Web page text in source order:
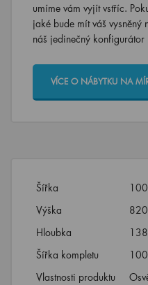
umíme vám vyjít vstříc.
jaké bude mít váš vysněný
náš jedinečný konfigurátor
VÍCE O NÁBYTKU NA
Šířka
Výška
Hloubka
Šířka kompletu
Vlastnosti produktu